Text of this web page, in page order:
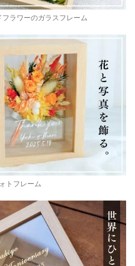
ラワーのガラスフレーム
トフレーム